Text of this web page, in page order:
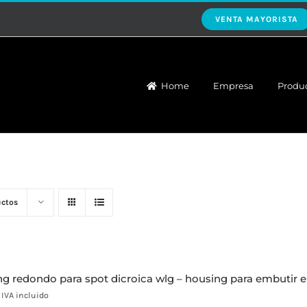
VENTA MAYORISTA
Home Empresa
redondo para spot dicroica wlg – housing para embutir
IVA incluido